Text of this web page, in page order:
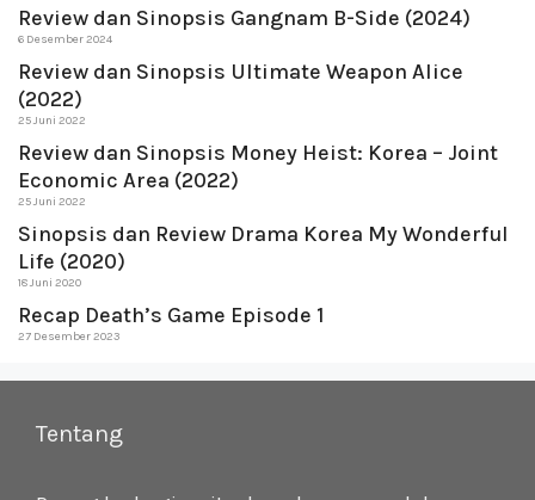
Review dan Sinopsis Gangnam B-Side (2024)
6 Desember 2024
Review dan Sinopsis Ultimate Weapon Alice
(2022)
25 Juni 2022
Review dan Sinopsis Money Heist: Korea – Joint
Economic Area (2022)
25 Juni 2022
Sinopsis dan Review Drama Korea My Wonderful
Life (2020)
18 Juni 2020
Recap Death’s Game Episode 1
27 Desember 2023
Tentang